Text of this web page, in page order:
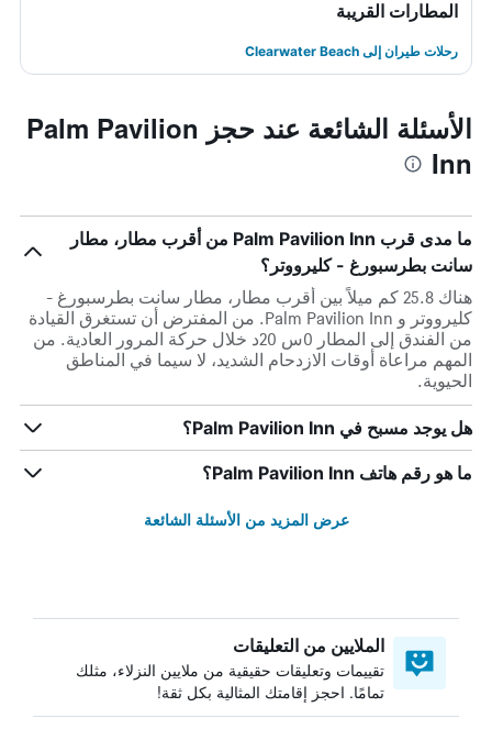
المطارات القريبة
رحلات طيران إلى Clearwater Beach
الأسئلة الشائعة عند حجز Palm Pavilion
Inn
ما مدى قرب Palm Pavilion Inn من أقرب مطار، مطار
سانت بطرسبورغ - كليرووتر؟
هناك 25.8 كم ميلاً بين أقرب مطار، مطار سانت بطرسبورغ -
كليرووتر و Palm Pavilion Inn. من المفترض أن تستغرق القيادة
من الفندق إلى المطار 0س 20د خلال حركة المرور العادية. من
المهم مراعاة أوقات الازدحام الشديد، لا سيما في المناطق
الحيوية.
هل يوجد مسبح في Palm Pavilion Inn؟
ما هو رقم هاتف Palm Pavilion Inn؟
عرض المزيد من الأسئلة الشائعة
الملايين من التعليقات
تقييمات وتعليقات حقيقية من ملايين النزلاء، مثلك
تمامًا. احجز إقامتك المثالية بكل ثقة!